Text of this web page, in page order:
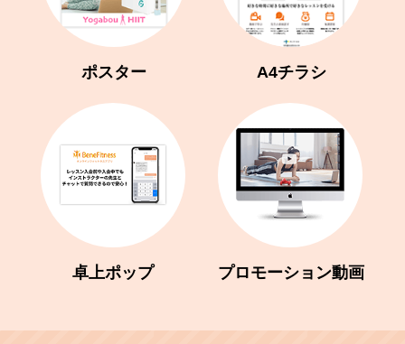
ポスター A4チラシ
卓上ポップ プロモーション動画